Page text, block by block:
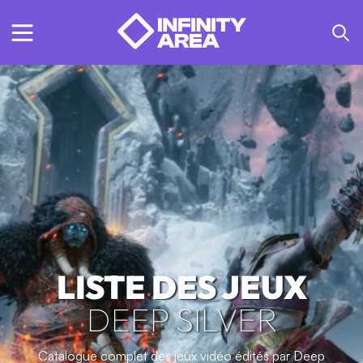
LISTE DES JEUX
DEEP SILVER
Catalogue complet des jeux vidéo édités par Deep